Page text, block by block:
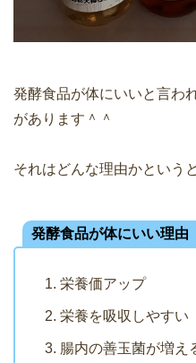
発酵食品が体にいいと言わ
があります＾＾
それはどんな理由かという
発酵食品が体にいい理
栄養価アップ
栄養を吸収しやすい
腸内の善玉菌が増え